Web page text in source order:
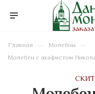
Главная — Молебны —
Молебен с акафистом